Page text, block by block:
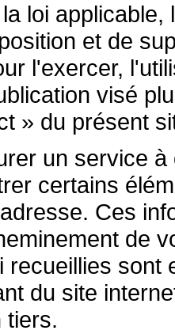
loi
et de
l'exercer,
visé
» du présent
un service
certains
Ces
de
recueillies
du site
tiers.